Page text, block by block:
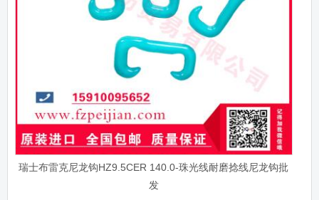
瑞士布雷克尼龙钩HZ9.5CER 140.0-珠光线耐磨捻线尼龙钩批
发